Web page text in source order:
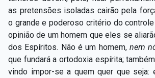
as pretensões isoladas cairão pela
o grande e poderoso critério do
opinião de um homem que eles se
dos Espíritos. Não é um homem, nem
que fundará a ortodoxia espírita;
vindo impor-se a quem quer que seja: